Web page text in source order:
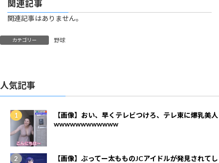
関連記事
関連記事はありません。
カテゴリー 野球
人気記事
【画像】おい、早くテレビつけろ、テレ東に爆乳美人
wwwwwwwwwwww
【画像】ぶってー太もものJCアイドルが発見されてし